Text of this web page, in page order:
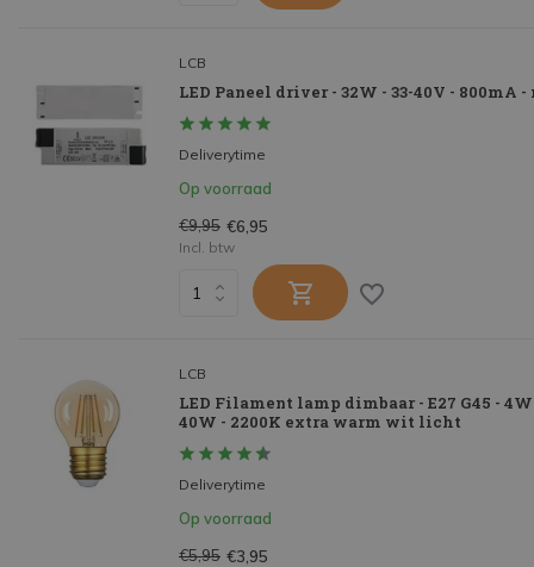
LCB
LED Paneel driver - 32W - 33-40V - 800mA
Deliverytime
Op voorraad
€9,95 €6,95
Incl. btw
LCB
LED Filament lamp dimbaar - E27 G45 -
40W - 2200K extra warm wit licht
Deliverytime
Op voorraad
€5,95 €3,95